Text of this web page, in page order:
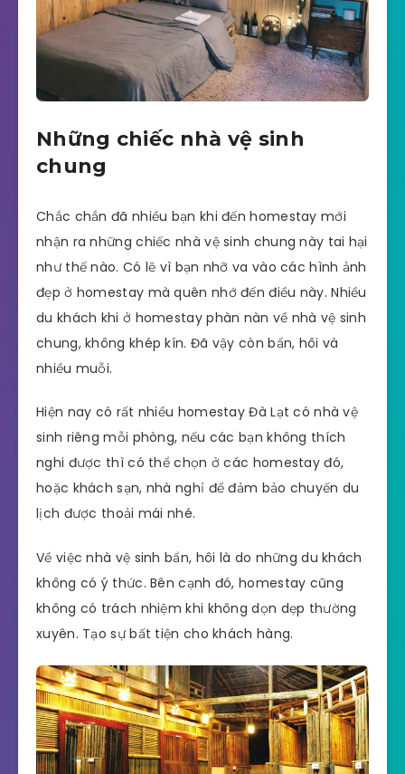
Những chiếc nhà vệ sinh
chung
Chắc chắn đã nhiều bạn khi đến homestay mới
nhận ra những chiếc nhà vệ sinh chung này tai hại
như thế nào. Có lẽ vì bạn nhỡ va vào các hình ảnh
đẹp ở homestay mà quên nhớ đến điều này. Nhiều
du khách khi ở homestay phàn nàn về nhà vệ sinh
chung, không khép kín. Đã vậy còn bẩn, hôi và
nhiều muỗi.
Hiện nay có rất nhiều homestay Đà Lạt có nhà vệ
sinh riêng mỗi phòng, nếu các bạn không thích
nghi được thì có thể chọn ở các homestay đó,
hoặc khách sạn, nhà nghỉ để đảm bảo chuyến du
lịch được thoải mái nhé.
Về việc nhà vệ sinh bẩn, hôi là do những du khách
không có ý thức. Bên cạnh đó, homestay cũng
không có trách nhiệm khi không dọn dẹp thường
xuyên. Tạo sự bất tiện cho khách hàng.